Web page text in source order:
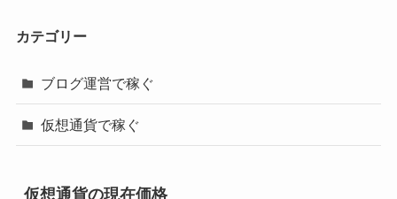
カテゴリー
ブログ運営で稼ぐ
仮想通貨で稼ぐ
仮想通貨の現在価格